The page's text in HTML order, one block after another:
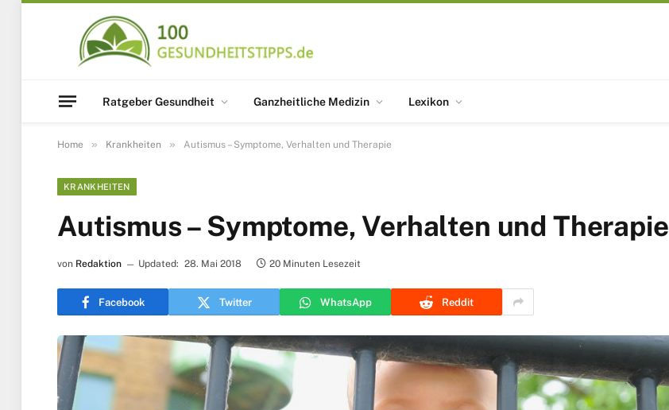
Ratgeber Gesundheit Ganzheitliche Medizin Lexikon
Home » Krankheiten » Autismus – Symptome, Verhalten und Therapie
KRANKHEITEN
Autismus – Symptome, Verhalten und Therapie
von Redaktion Updated: 28. Mai 2018 20 Minuten Lesezeit
Facebook Twitter WhatsApp Reddit